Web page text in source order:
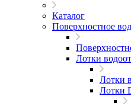
Каталог
Поверхностное
Лотки
Лотки
Лотки